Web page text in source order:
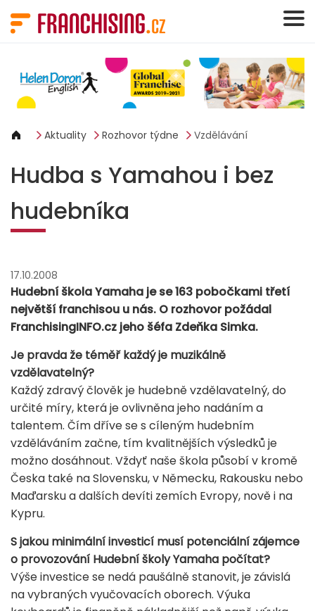
Aktuality Rozhovor týdne Vzdělávání
Hudba s Yamahou i bez
hudebníka
17.10.2008
Hudební škola Yamaha je se 163 pobočkami třetí
největší franchisou u nás. O rozhovor požádal
FranchisingINFO.cz jeho šéfa Zdeňka Simka.
Je pravda že téměř každý je muzikálně
vzdělavatelný?
Každý zdravý člověk je hudebně vzdělavatelný, do
určité míry, která je ovlivněna jeho nadáním a
talentem. Čím dříve se s cíleným hudebním
vzděláváním začne, tím kvalitnějších výsledků je
možno dosáhnout. Vždyť naše škola působí v kromě
Česka také na Slovensku, v Německu, Rakousku nebo
Maďarsku a dalších devíti zemích Evropy, nově i na
Kypru.
S jakou minimální investicí musí potenciální zájemce
o provozování Hudební školy Yamaha počítat?
Výše investice se nedá paušálně stanovit, je závislá
na vybraných vyučovacích oborech. Výuka